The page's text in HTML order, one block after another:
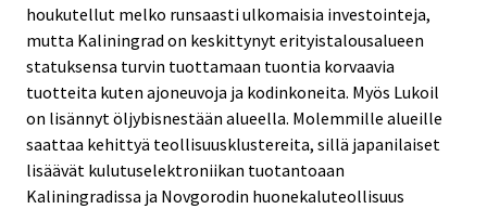
houkutellut melko runsaasti ulkomaisia investointeja,
mutta Kaliningrad on keskittynyt erityistalousalueen
statuksensa turvin tuottamaan tuontia korvaavia
tuotteita kuten ajoneuvoja ja kodinkoneita. Myös Lukoil
on lisännyt öljybisnestään alueella. Molemmille alueille
saattaa kehittyä teollisuusklustereita, sillä japanilaiset
lisäävät kulutuselektroniikan tuotantoaan
Kaliningradissa ja Novgorodin huonekaluteollisuus